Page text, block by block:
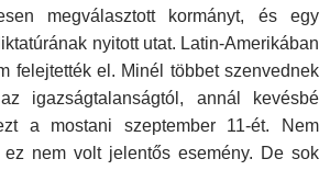
megválasztott kormányt, és egy
nyitott utat. Latin-Amerikában
felejtették el. Minél többet szenvednek
igazságtalanságtól, annál kevésbé
a mostani szeptember 11-ét. Nem
ez nem volt jelentős esemény. De sok